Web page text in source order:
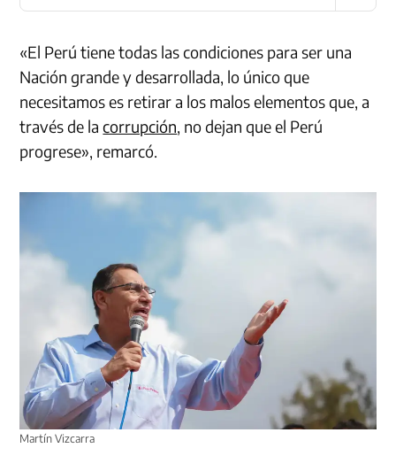
«El Perú tiene todas las condiciones para ser una
Nación grande y desarrollada, lo único que
necesitamos es retirar a los malos elementos que, a
través de lacorrupción, no dejan que el Perú
progrese», remarcó.
Martín Vizcarra